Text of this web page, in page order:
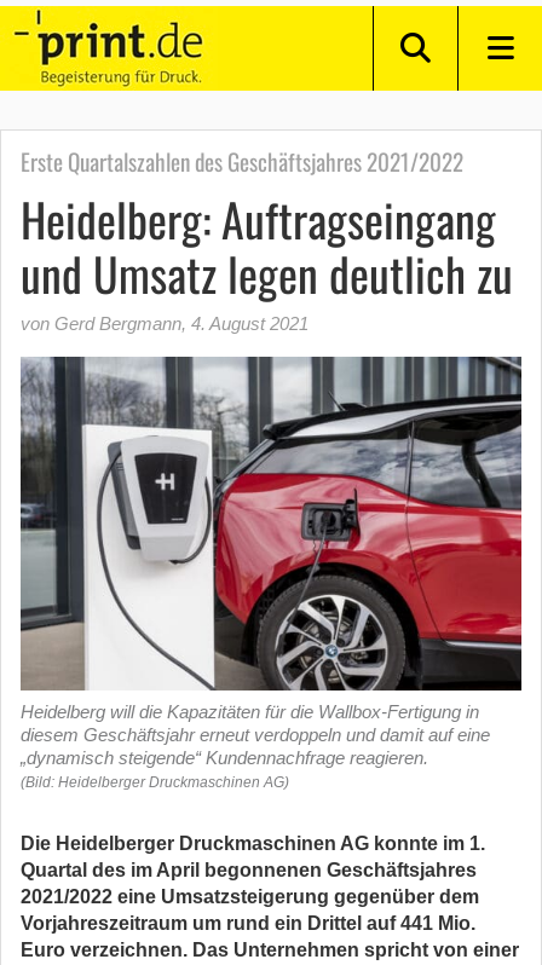
Erste Quartalszahlen des Geschäftsjahres 2021/2022
Heidelberg: Auftragseingang
und Umsatz legen deutlich zu
von Gerd Bergmann, 4. August 2021
Heidelberg will die Kapazitäten für die Wallbox-Fertigung in
diesem Geschäftsjahr erneut verdoppeln und damit auf eine
„dynamisch steigende“ Kundennachfrage reagieren.
(Bild: Heidelberger Druckmaschinen AG)
Die Heidelberger Druckmaschinen AG konnte im 1.
Quartal des im April begonnenen Geschäftsjahres
2021/2022 eine Umsatzsteigerung gegenüber dem
Vorjahreszeitraum um rund ein Drittel auf 441 Mio.
Euro verzeichnen. Das Unternehmen spricht von einer